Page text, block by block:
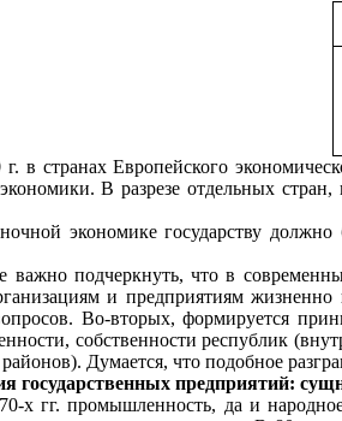
в странах Европейского
В разрезе отдельных
экономике государству
важно подчеркнуть, что в
и предприятиям
Во-вторых, формируется
собственности республик
Думается, что подобное
государственных предприятий:
х гг. промышленность, да и